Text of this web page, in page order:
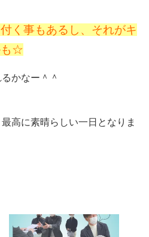
く事もあるし、それがキ
も☆
かなー＾＾
高に素晴らしい一日となりま